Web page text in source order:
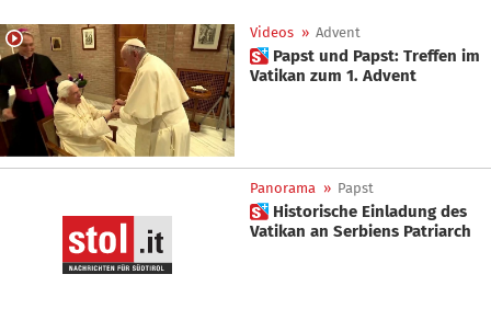
Videos » Advent
 Papst und Papst: Treffen im
Vatikan zum 1. Advent
Panorama » Papst
 Historische Einladung des
Vatikan an Serbiens Patriarch